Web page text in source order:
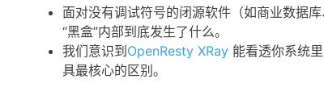
面对没有调试符号的闭源软件（如商业数据
“黑盒”内部到底发生了什么。
我们意识到 OpenResty XRay 能看透你系统
具最核心的区别。